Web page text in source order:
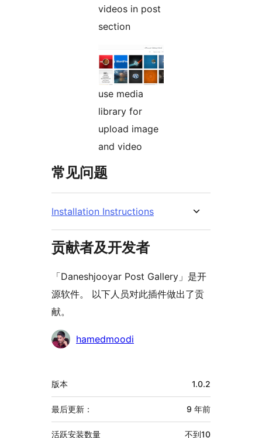
videos in post
section
use media
library for
upload image
and video
常见问题
Installation Instructions
贡献者及开发者
「Daneshjooyar Post Gallery」是开
源软件。 以下人员对此插件做出了贡
献。
贡
hamedmoodi
额
外
信
息
版本 1.0.2
最后更新： 9 年前
活跃安装数量 不到10